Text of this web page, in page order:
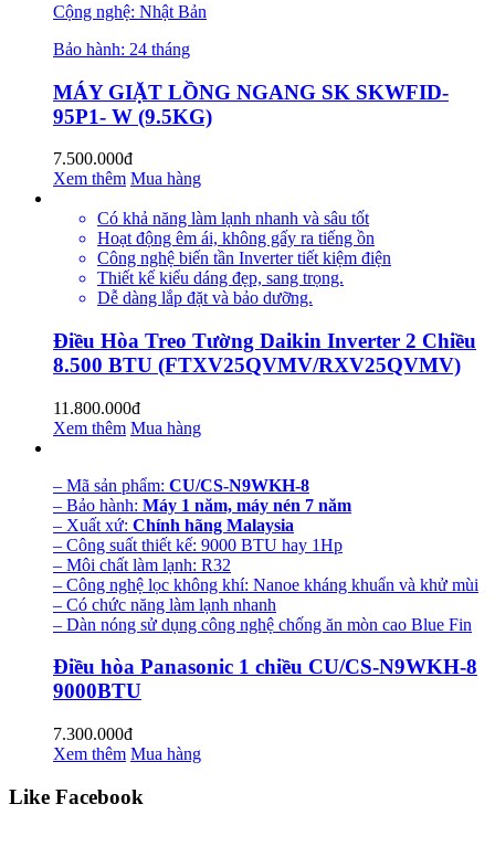
Cộng nghệ: Nhật Bản
Bảo hành: 24 tháng
MÁY GIẶT LỒNG NGANG SK SKWFID-
95P1- W (9.5KG)
7.500.000đ
Xem thêm Mua hàng
Có khả năng làm lạnh nhanh và sâu tốt
Hoạt động êm ái, không gấy ra tiếng ồn
Công nghệ biến tần Inverter tiết kiệm điện
Thiết kế kiểu dáng đẹp, sang trọng.
Dễ dàng lắp đặt và bảo dưỡng.
Điều Hòa Treo Tường Daikin Inverter 2 Chiều
8.500 BTU (FTXV25QVMV/RXV25QVMV)
11.800.000đ
Xem thêm Mua hàng
– Mã sản phẩm: CU/CS-N9WKH-8
– Bảo hành: Máy 1 năm, máy nén 7 năm
– Xuất xứ: Chính hãng Malaysia
– Công suất thiết kế: 9000 BTU hay 1Hp
– Môi chất làm lạnh: R32
– Công nghệ lọc không khí: Nanoe kháng khuẩn và khử mùi
– Có chức năng làm lạnh nhanh
– Dàn nóng sử dụng công nghệ chống ăn mòn cao Blue Fin
Điều hòa Panasonic 1 chiều CU/CS-N9WKH-8
9000BTU
7.300.000đ
Xem thêm Mua hàng
Like Facebook